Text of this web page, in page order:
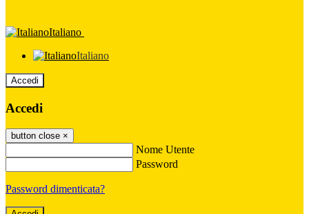
Italiano
Italiano
Accedi
Accedi
button close ×
Nome Utente
Password
Password dimenticata?